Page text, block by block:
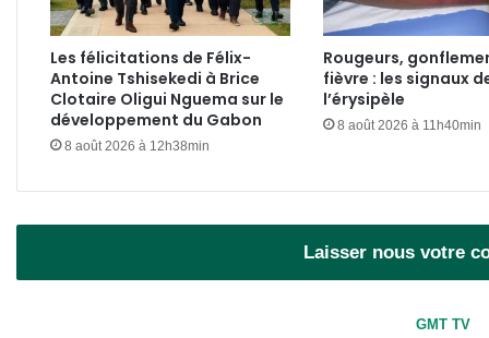
Les félicitations de Félix-
Antoine Tshisekedi à Brice
Clotaire Oligui Nguema sur le
développement du Gabon
8 août 2026 à 12h38min
Rougeurs,
fièvre : les signaux
l’érysipèle
8 août 2026 à 11h40min
Laisser nous votre
GMT TV